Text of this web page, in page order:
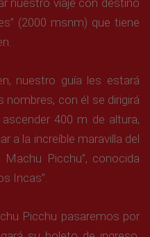
(2000 msnm) que tiene
nuestro guía les estará
con él se dirigirá
400 m de altura,
a la increíble maravilla del
Picchu”, conocida
Incas”.
Picchu pasaremos por